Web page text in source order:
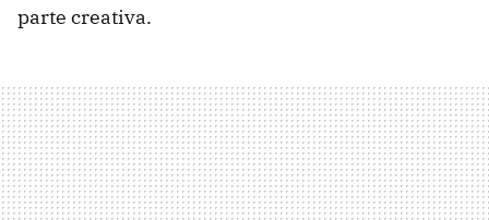
parte creativa.